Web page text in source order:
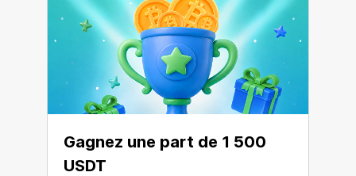
Gagnez une part de 1 500
USDT